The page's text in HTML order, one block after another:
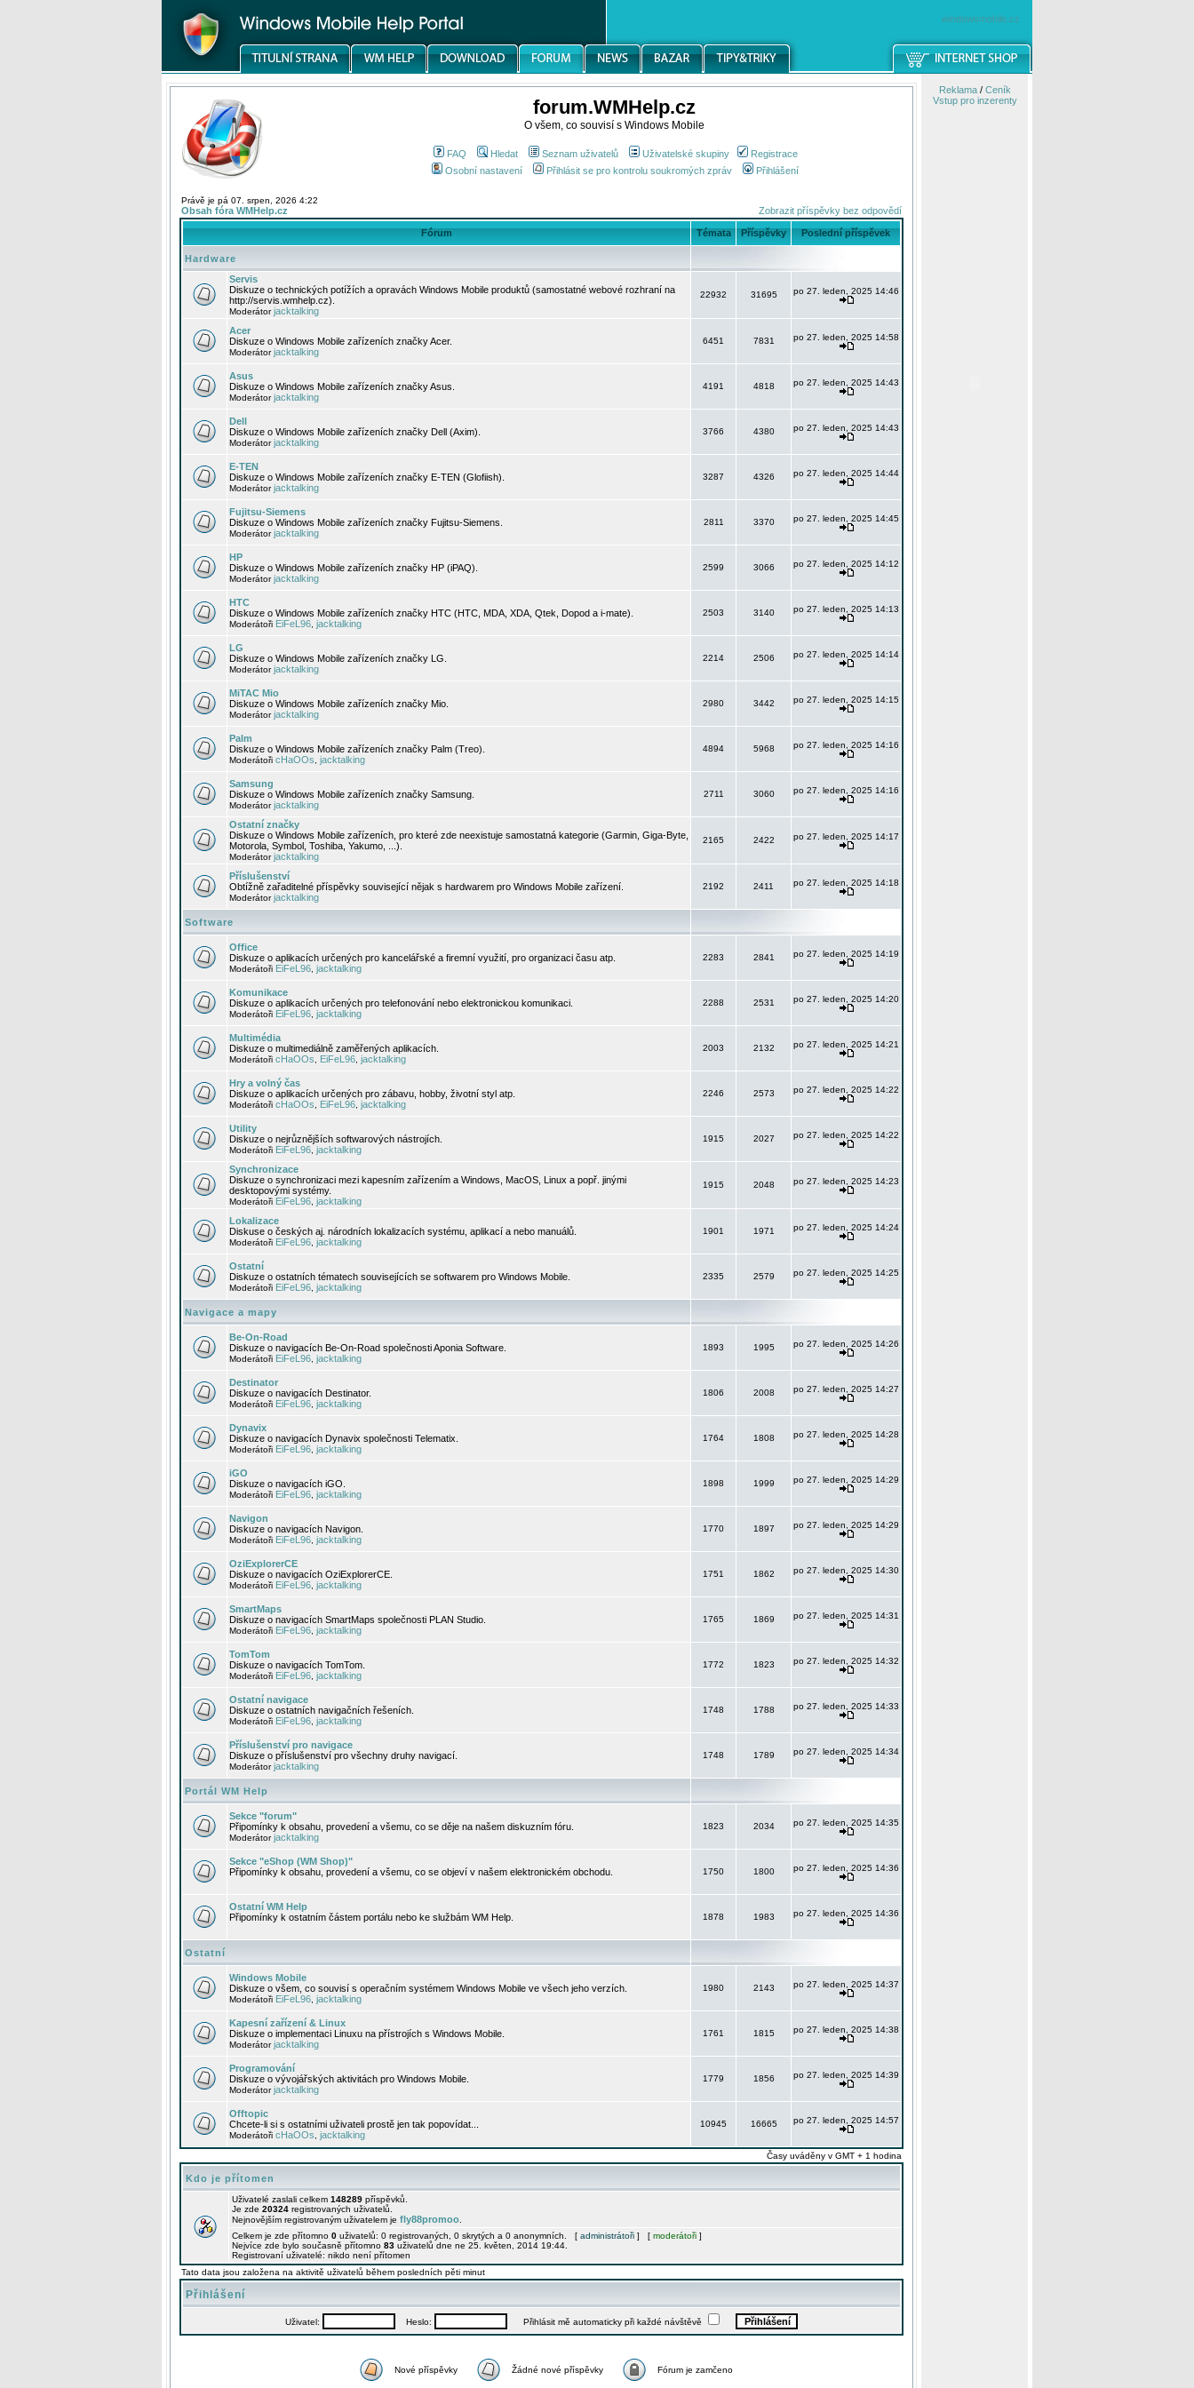
windowsmobile.cz
forum.WMHelp.cz
O všem, co souvisí s Windows Mobile
FAQ Hledat Seznam uživatelů Uživatelské skupiny
Registrace
Osobní nastavení
Přihlásit se pro kontrolu soukromých zpráv Přihlášení
Právě je pá 07. srpen, 2026 4:22
Obsah fóra WMHelp.cz Zobrazit příspěvky bez odpovědí
Fórum Témata Příspěvky Poslední příspěvek
Hardware
Servis
Diskuze o technických potížích a opravách Windows Mobile produktů (samostatné webové rozhraní na
http://servis.wmhelp.cz).
Moderátorjacktalking
22932 31695 po 27. leden, 2025 14:46
Acer
Diskuze o Windows Mobile zařízeních značky Acer.
Moderátorjacktalking
6451 7831 po 27. leden, 2025 14:58
Asus
Diskuze o Windows Mobile zařízeních značky Asus.
Moderátorjacktalking
4191 4818 po 27. leden, 2025 14:43
Dell
Diskuze o Windows Mobile zařízeních značky Dell (Axim).
Moderátorjacktalking
3766 4380 po 27. leden, 2025 14:43
E-TEN
Diskuze o Windows Mobile zařízeních značky E-TEN (Glofiish).
Moderátorjacktalking
3287 4326 po 27. leden, 2025 14:44
Fujitsu-Siemens
Diskuze o Windows Mobile zařízeních značky Fujitsu-Siemens.
Moderátorjacktalking
2811 3370 po 27. leden, 2025 14:45
HP
Diskuze o Windows Mobile zařízeních značky HP (iPAQ).
Moderátorjacktalking
2599 3066 po 27. leden, 2025 14:12
HTC
Diskuze o Windows Mobile zařízeních značky HTC (HTC, MDA, XDA, Qtek, Dopod a i-mate).
Moderátoři EiFeL96 jacktalking
2503 3140 po 27. leden, 2025 14:13
LG
Diskuze o Windows Mobile zařízeních značky LG.
Moderátorjacktalking
2214 2506 po 27. leden, 2025 14:14
MiTAC Mio
Diskuze o Windows Mobile zařízeních značky Mio.
Moderátorjacktalking
2980 3442 po 27. leden, 2025 14:15
Palm
Diskuze o Windows Mobile zařízeních značky Palm (Treo).
Moderátoři cHaOOs jacktalking
4894 5968 po 27. leden, 2025 14:16
Samsung
Diskuze o Windows Mobile zařízeních značky Samsung.
Moderátorjacktalking
2711 3060 po 27. leden, 2025 14:16
Ostatní značky
Diskuze o Windows Mobile zařízeních, pro které zde neexistuje samostatná kategorie (Garmin, Giga-Byte,
Motorola, Symbol, Toshiba, Yakumo, ...).
Moderátorjacktalking
2165 2422 po 27. leden, 2025 14:17
Příslušenství
Obtížně zařaditelné příspěvky související nějak s hardwarem pro Windows Mobile zařízení.
Moderátorjacktalking
2192 2411 po 27. leden, 2025 14:18
Software
Office
Diskuze o aplikacích určených pro kancelářské a firemní využití, pro organizaci času atp.
Moderátoři EiFeL96 jacktalking
2283 2841 po 27. leden, 2025 14:19
Komunikace
Diskuze o aplikacích určených pro telefonování nebo elektronickou komunikaci.
Moderátoři EiFeL96 jacktalking
2288 2531 po 27. leden, 2025 14:20
Multimédia
Diskuze o multimediálně zaměřených aplikacích.
Moderátoři cHaOOs EiFeL96 jacktalking
2003 2132 po 27. leden, 2025 14:21
Hry a volný čas
Diskuze o aplikacích určených pro zábavu, hobby, životní styl atp.
Moderátoři cHaOOs EiFeL96 jacktalking
2246 2573 po 27. leden, 2025 14:22
Utility
Diskuze o nejrůznějších softwarových nástrojích.
Moderátoři EiFeL96 jacktalking
1915 2027 po 27. leden, 2025 14:22
Synchronizace
Diskuze o synchronizaci mezi kapesním zařízením a Windows, MacOS, Linux a popř. jinými
desktopovými systémy.
Moderátoři EiFeL96 jacktalking
1915 2048 po 27. leden, 2025 14:23
Lokalizace
Diskuse o českých aj. národních lokalizacích systému, aplikací a nebo manuálů.
Moderátoři EiFeL96 jacktalking
1901 1971 po 27. leden, 2025 14:24
Ostatní
Diskuze o ostatních tématech souvisejících se softwarem pro Windows Mobile.
Moderátoři EiFeL96 jacktalking
2335 2579 po 27. leden, 2025 14:25
Navigace a mapy
Be-On-Road
Diskuze o navigacích Be-On-Road společnosti Aponia Software.
Moderátoři EiFeL96 jacktalking
1893 1995 po 27. leden, 2025 14:26
Destinator
Diskuze o navigacích Destinator.
Moderátoři EiFeL96 jacktalking
1806 2008 po 27. leden, 2025 14:27
Dynavix
Diskuze o navigacích Dynavix společnosti Telematix.
Moderátoři EiFeL96 jacktalking
1764 1808 po 27. leden, 2025 14:28
iGO
Diskuze o navigacích iGO.
Moderátoři EiFeL96 jacktalking
1898 1999 po 27. leden, 2025 14:29
Navigon
Diskuze o navigacích Navigon.
Moderátoři EiFeL96 jacktalking
1770 1897 po 27. leden, 2025 14:29
OziExplorerCE
Diskuze o navigacích OziExplorerCE.
Moderátoři EiFeL96 jacktalking
1751 1862 po 27. leden, 2025 14:30
SmartMaps
Diskuze o navigacích SmartMaps společnosti PLAN Studio.
Moderátoři EiFeL96 jacktalking
1765 1869 po 27. leden, 2025 14:31
TomTom
Diskuze o navigacích TomTom.
Moderátoři EiFeL96 jacktalking
1772 1823 po 27. leden, 2025 14:32
Ostatní navigace
Diskuze o ostatních navigačních řešeních.
Moderátoři EiFeL96 jacktalking
1748 1788 po 27. leden, 2025 14:33
Příslušenství pro navigace
Diskuze o příslušenství pro všechny druhy navigací.
Moderátorjacktalking
1748 1789 po 27. leden, 2025 14:34
Portál WM Help
Sekce "forum"
Připomínky k obsahu, provedení a všemu, co se děje na našem diskuzním fóru.
Moderátorjacktalking
1823 2034 po 27. leden, 2025 14:35
Sekce "eShop (WM Shop)"
Připomínky k obsahu, provedení a všemu, co se objeví v našem elektronickém obchodu.
1750 1800 po 27. leden, 2025 14:36
Ostatní WM Help
Připomínky k ostatním částem portálu nebo ke službám WM Help.
1878 1983 po 27. leden, 2025 14:36
Ostatní
Windows Mobile
Diskuze o všem, co souvisí s operačním systémem Windows Mobile ve všech jeho verzích.
Moderátoři EiFeL96 jacktalking
1980 2143 po 27. leden, 2025 14:37
Kapesní zařízení & Linux
Diskuze o implementaci Linuxu na přístrojích s Windows Mobile.
Moderátorjacktalking
1761 1815 po 27. leden, 2025 14:38
Programování
Diskuze o vývojářských aktivitách pro Windows Mobile.
Moderátorjacktalking
1779 1856 po 27. leden, 2025 14:39
Offtopic
Chcete-li si s ostatními uživateli prostě jen tak popovídat...
Moderátoři cHaOOs jacktalking
10945 16665 po 27. leden, 2025 14:57
Časy uváděny v GMT + 1 hodina
Kdo je přítomen
Uživatelé zaslali celkem 148289 příspěvků.
Je zde 20324 registrovaných uživatelů.
Nejnovějším registrovaným uživatelem je fly88promoo
Celkem je zde přítomno 0 uživatelů: 0 registrovaných, 0 skrytých a 0 anonymních. [ administrátoři ] [ moderátoři ]
Nejvíce zde bylo současně přítomno 83 uživatelů dne ne 25. květen, 2014 19:44.
Registrovaní uživatelé: nikdo není přítomen
Tato data jsou založena na aktivitě uživatelů během posledních pěti minut
Přihlášení
Uživatel: Heslo: Přihlásit mě automaticky při každé návštěvě
Nové příspěvky Žádné nové příspěvky Fórum je zamčeno
Reklama/ Ceník
Vstup pro inzerenty